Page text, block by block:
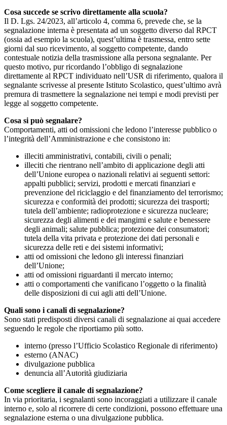
Cosa succede se scrivo direttamente alla scuola?
Il D. Lgs. 24/2023, all’articolo 4, comma 6, prevede che, se la
segnalazione interna è presentata ad un soggetto diverso dal RPCT
(ossia ad esempio la scuola), quest’ultima è trasmessa, entro sette
giorni dal suo ricevimento, al soggetto competente, dando
contestuale notizia della trasmissione alla persona segnalante. Per
questo motivo, pur ricordando l’obbligo di segnalazione
direttamente al RPCT individuato nell’USR di riferimento, qualora il
segnalante scrivesse al presente Istituto Scolastico, quest’ultimo avrà
premura di trasmettere la segnalazione nei tempi e modi previsti per
legge al soggetto competente.
Cosa si può segnalare?
Comportamenti, atti od omissioni che ledono l’interesse pubblico o
l’integrità dell’Amministrazione e che consistono in:
illeciti amministrativi, contabili, civili o penali;
illeciti che rientrano nell’ambito di applicazione degli atti
dell’Unione europea o nazionali relativi ai seguenti settori:
appalti pubblici; servizi, prodotti e mercati finanziari e
prevenzione del riciclaggio e del finanziamento del terrorismo;
sicurezza e conformità dei prodotti; sicurezza dei trasporti;
tutela dell’ambiente; radioprotezione e sicurezza nucleare;
sicurezza degli alimenti e dei mangimi e salute e benessere
degli animali; salute pubblica; protezione dei consumatori;
tutela della vita privata e protezione dei dati personali e
sicurezza delle reti e dei sistemi informativi;
atti od omissioni che ledono gli interessi finanziari
dell’Unione;
atti od omissioni riguardanti il mercato interno;
atti o comportamenti che vanificano l’oggetto o la finalità
delle disposizioni di cui agli atti dell’Unione.
Quali sono i canali di segnalazione?
Sono stati predisposti diversi canali di segnalazione ai quai accedere
seguendo le regole che riportiamo più sotto.
interno (presso l’Ufficio Scolastico Regionale di riferimento)
esterno (ANAC)
divulgazione pubblica
denuncia all’Autorità giudiziaria
Come scegliere il canale di segnalazione?
In via prioritaria, i segnalanti sono incoraggiati a utilizzare il canale
interno e, solo al ricorrere di certe condizioni, possono effettuare una
segnalazione esterna o una divulgazione pubblica.